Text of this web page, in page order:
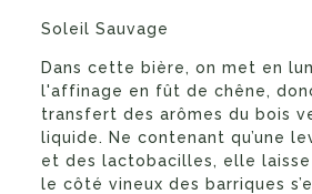
Soleil Sauvage
Dans cette bière, on met en
l'affinage en fût de chêne,
transfert des arômes du bois
liquide. Ne contenant qu’une
et des lactobacilles, elle
le côté vineux des barriques